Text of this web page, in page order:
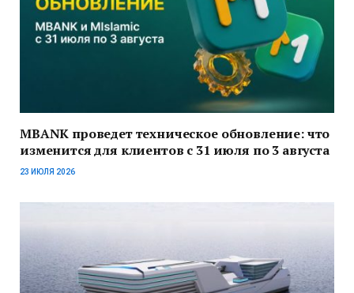
MBANK проведет техническое обновление: что
изменится для клиентов с 31 июля по 3 августа
23 ИЮЛЯ 2026